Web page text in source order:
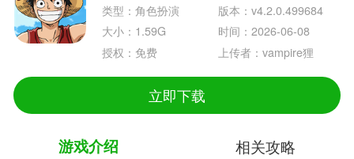
类型：角色扮演
版本：v4.2.0.499684
大小：1.59G
时间：2026-06-08
授权：免费
上传者：vampire狸
立即下载
游戏介绍 相关攻略